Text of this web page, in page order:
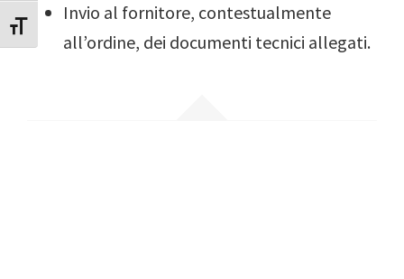
Attiva/disattiva dimensione testo
Invio al fornitore, contestualmente
all’ordine, dei documenti tecnici allegati.